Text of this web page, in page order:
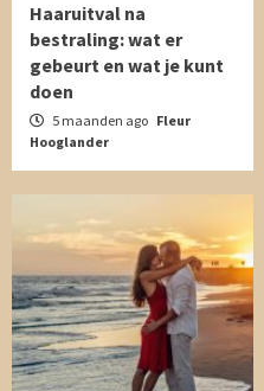
Haaruitval na
bestraling: wat er
gebeurt en wat je kunt
doen
5 maanden ago Fleur
Hooglander